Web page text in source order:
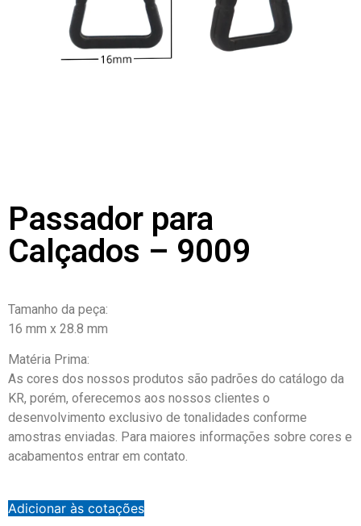
Passador para
Calçados – 9009
Tamanho da peça:
16 mm x 28.8 mm
Matéria Prima:
As cores dos nossos produtos são padrões do catálogo da
KR, porém, oferecemos aos nossos clientes o
desenvolvimento exclusivo de tonalidades conforme
amostras enviadas. Para maiores informações sobre cores e
acabamentos entrar em contato.
Adicionar às cotações